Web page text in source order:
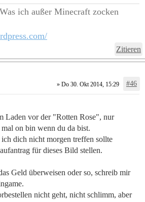
ich außer Minecraft zocken
Zitieren
» Do 30. Okt 2014, 15:29 #46
Laden vor der "Rotten Rose", nur
on bin wenn du da bist.
dich nicht morgen treffen sollte
für dieses Bild stellen.
Geld überweisen oder so, schreib mir
nicht geht, nicht schlimm, aber